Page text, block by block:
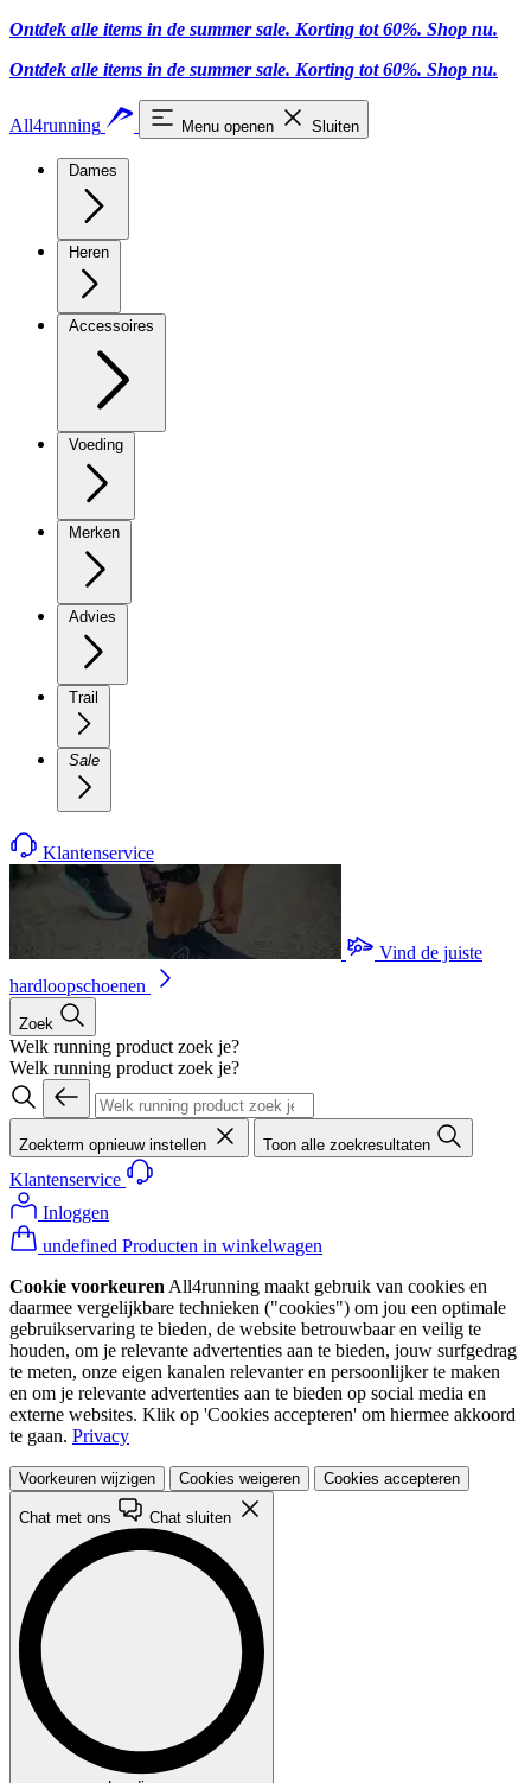
Ontdek alle items in de summer sale. Korting tot 60%. Shop nu.
Ontdek alle items in de summer sale. Korting tot 60%. Shop nu.
All4running Menu openen Sluiten
Dames
Heren
Accessoires
Voeding
Merken
Advies
Trail
Sale
Klantenservice
Vind de juiste
hardloopschoenen
Zoek
Welk running product zoek je?
Welk running product zoek je?
Zoekterm opnieuw instellen Toon alle zoekresultaten
Klantenservice
Inloggen
undefined Producten in winkelwagen
Cookie voorkeuren All4running maakt gebruik van cookies en
daarmee vergelijkbare technieken ("cookies") om jou een optimale
gebruikservaring te bieden, de website betrouwbaar en veilig te
houden, om je relevante advertenties aan te bieden, jouw surfgedrag
te meten, onze eigen kanalen relevanter en persoonlijker te maken
en om je relevante advertenties aan te bieden op social media en
externe websites. Klik op 'Cookies accepteren' om hiermee akkoord
te gaan. Privacy
Voorkeuren wijzigen Cookies weigeren Cookies accepteren
Chat met ons Chat sluiten